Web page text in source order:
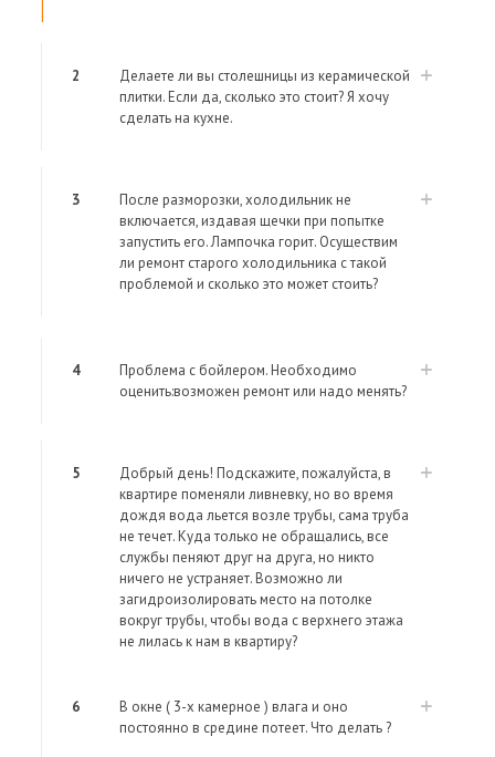
2
Делаете ли вы столешницы из керамической
плитки. Если да, сколько это стоит? Я хочу
сделать на кухне.
3
После разморозки, холодильник не
включается, издавая щечки при попытке
запустить его. Лампочка горит. Осуществим
ли ремонт старого холодильника с такой
проблемой и сколько это может стоить?
4
Проблема с бойлером. Необходимо
оценить:возможен ремонт или надо менять?
5
Добрый день! Подскажите, пожалуйста, в
квартире поменяли ливневку, но во время
дождя вода льется возле трубы, сама труба
не течет. Куда только не обращались, все
службы пеняют друг на друга, но никто
ничего не устраняет. Возможно ли
загидроизолировать место на потолке
вокруг трубы, чтобы вода с верхнего этажа
не лилась к нам в квартиру?
6
В окне ( 3-х камерное ) влага и оно
постоянно в средине потеет. Что делать ?